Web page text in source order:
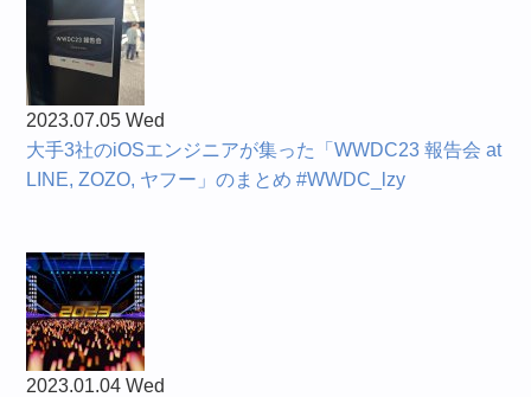
2023.07.05 Wed
大手3社のiOSエンジニアが集った「WWDC23 報告会 at
LINE, ZOZO, ヤフー」のまとめ #WWDC_lzy
2023.01.04 Wed